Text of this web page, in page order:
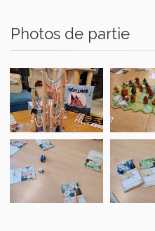
Photos de partie